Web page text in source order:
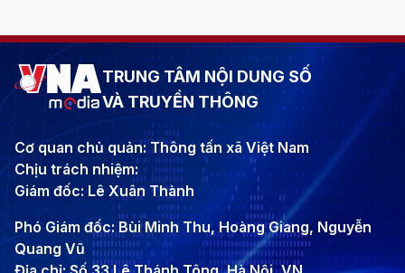
TRUNG TÂM NỘI DUNG SỐ
VÀ TRUYỀN THÔNG
Cơ quan chủ quản: Thông tấn xã Việt Nam
Chịu trách nhiệm:
Giám đốc: Lê Xuân Thành
Phó Giám đốc: Bùi Minh Thu, Hoàng Giang, Nguyễn
Quang Vũ